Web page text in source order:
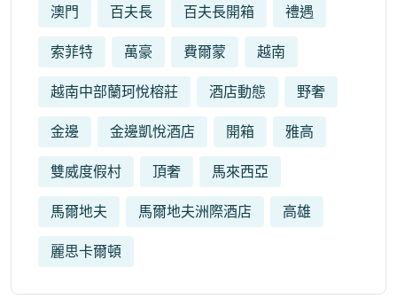
澳門 百夫長 百夫長開箱 禮遇
索菲特 萬豪 費爾蒙 越南
越南中部蘭珂悅榕莊 酒店動態 野奢
金邊 金邊凱悅酒店 開箱 雅高
雙威度假村 頂奢 馬來西亞
馬爾地夫 馬爾地夫洲際酒店 高雄
麗思卡爾頓